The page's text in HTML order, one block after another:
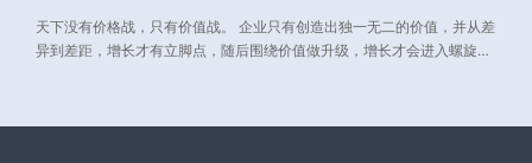
天下没有价格战，只有价值战。 企业只有创造出独一无二的价值，并从差
异到差距，增长才有立脚点，随后围绕价值做升级，增长才会进入螺旋上